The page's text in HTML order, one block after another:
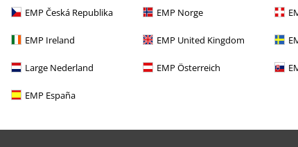
EMP Česká Republika EMP Norge
EMP Ireland EMP United Kingdom
Large Nederland EMP Österreich
EMP España